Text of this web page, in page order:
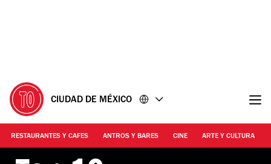
CIUDAD DE MÉXICO
RESTAURANTES Y CAFES ANTROS Y BARES CINE ARTE Y CULTURA